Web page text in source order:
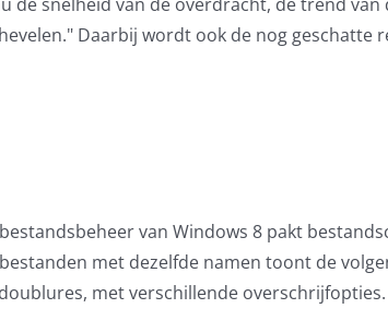
Daarbij wordt ook de nog geschatte
van Windows 8 pakt
met dezelfde namen toont de
met verschillende overschrijfopties.